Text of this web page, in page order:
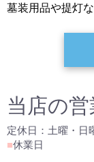
墓装用品や提灯
当店の営
定休日：土曜・日
■休業日